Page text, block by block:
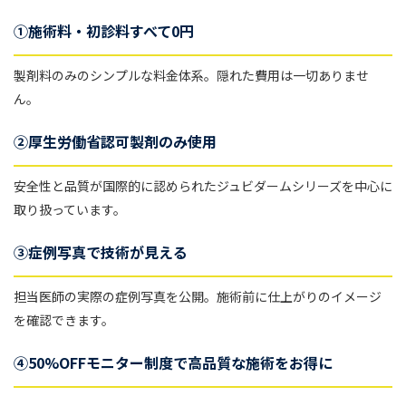
①施術料・初診料すべて0円
製剤料のみのシンプルな料金体系。隠れた費用は一切ありませ
ん。
②厚生労働省認可製剤のみ使用
安全性と品質が国際的に認められたジュビダームシリーズを中心に
取り扱っています。
③症例写真で技術が見える
担当医師の実際の症例写真を公開。施術前に仕上がりのイメージ
を確認できます。
④50%OFFモニター制度で高品質な施術をお得に